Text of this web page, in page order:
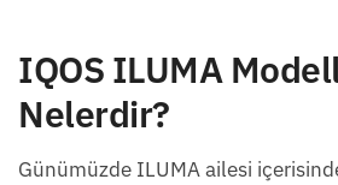
IQOS ILUMA
Nelerdir?
Günümüzde ILUMA ailesi